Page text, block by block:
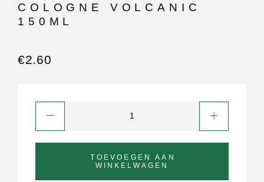
COLOGNE VOLCANIC
150ML
€2.60
TOEVOEGEN AAN
WINKELWAGEN